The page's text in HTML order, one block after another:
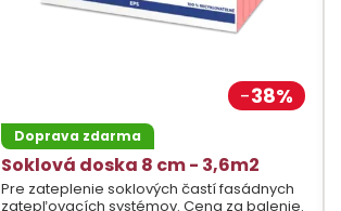
38%
Doprava zdarma
Soklová doska 8 cm - 3,6m2
Pre zateplenie soklových častí fasádnych
zatepľovacích systémov. Cena za balenie.